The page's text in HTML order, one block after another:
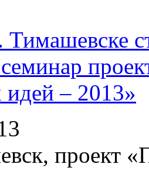
проект